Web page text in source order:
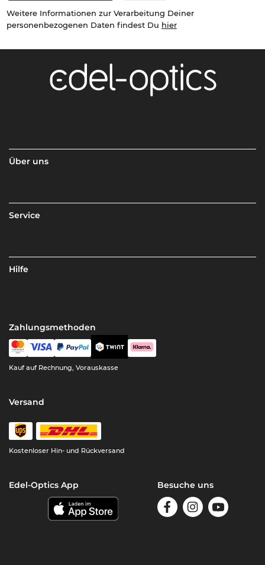
Weitere Informationen zur Verarbeitung Deiner
personenbezogenen Daten findest Du hier
Über uns
Service
Hilfe
Zahlungsmethoden
Kauf auf Rechnung, Vorauskasse
Versand
Kostenloser Hin- und Rückversand
Edel-Optics App Besuche uns